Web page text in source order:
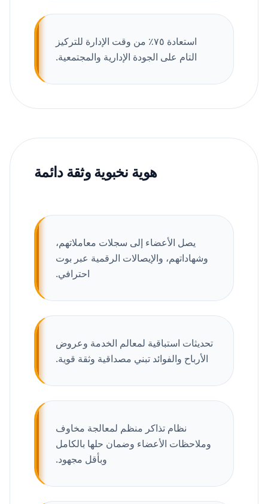
استعادة ٧٥٪ من وقت الإدارة للتركيز
التام على الجودة الإدارية والمجتمعية.
هوية نخبوية وثقة دائمة
يصل الأعضاء إلى سجلات معاملاتهم،
وشهاداتهم، والإيصالات الرقمية عبر بوت
احترافي.
تحديثات استباقية لمعالم الخدمة وعروض
الأرباح والفوائد تبني مصداقية وثقة قوية.
نظام تذاكر منظم لمعالجة مخاوف
وملاحظات الأعضاء وضمان حلها بالكامل
وبأقل مجهود.